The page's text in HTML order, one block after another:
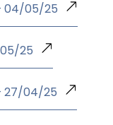
04/05/25
05/25
27/04/25